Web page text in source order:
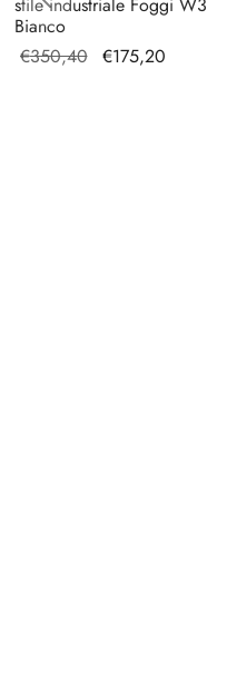
stile industriale Foggi W3
Bianco
€350,40 Il prezzo
€175,20